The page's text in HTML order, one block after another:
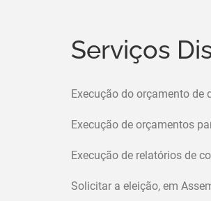
Serviços
Execução do orçamento de
Execução de orçamentos
Execução de relatórios de
Solicitar a eleição, em